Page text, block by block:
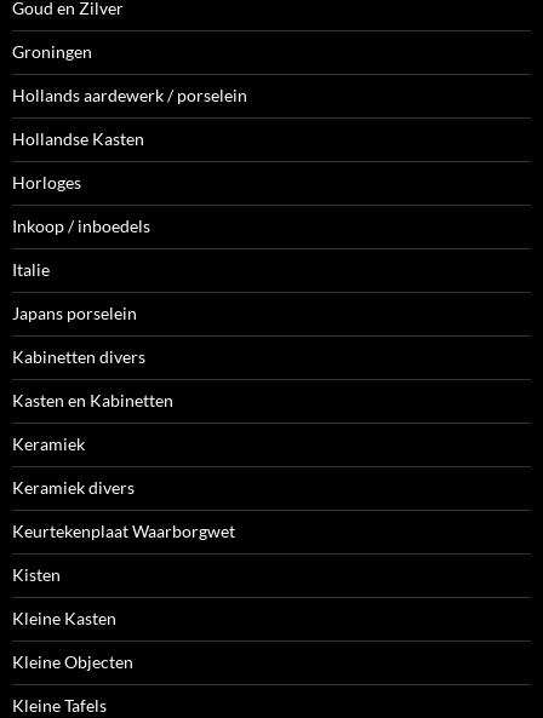
Goud en Zilver
Groningen
Hollands aardewerk / porselein
Hollandse Kasten
Horloges
Inkoop / inboedels
Italie
Japans porselein
Kabinetten divers
Kasten en Kabinetten
Keramiek
Keramiek divers
Keurtekenplaat Waarborgwet
Kisten
Kleine Kasten
Kleine Objecten
Kleine Tafels